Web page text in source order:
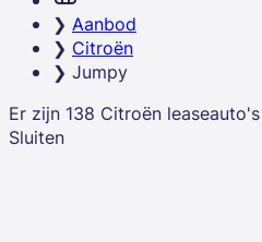
capaciteit voor dagelijkse
lease spreid je de investering
ben je direct economisch
Aanbod
Citroën
Jumpy
Er zijn 138 Citroën leaseauto's
Sluiten